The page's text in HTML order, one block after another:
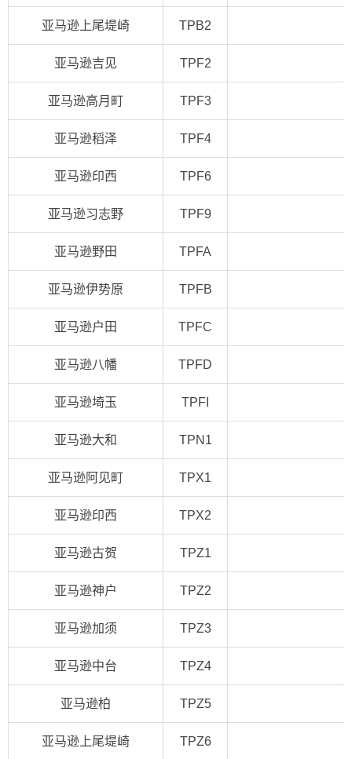
亚马逊上尾堤崎 TPB2
亚马逊吉见 TPF2
亚马逊高月町 TPF3
亚马逊稻泽 TPF4
亚马逊印西 TPF6
亚马逊习志野 TPF9
亚马逊野田 TPFA
亚马逊伊势原 TPFB
亚马逊户田 TPFC
亚马逊八幡 TPFD
亚马逊埼玉 TPFI
亚马逊大和 TPN1
亚马逊阿见町 TPX1
亚马逊印西 TPX2
亚马逊古贺 TPZ1
亚马逊神户 TPZ2
亚马逊加须 TPZ3
亚马逊中台 TPZ4
亚马逊柏 TPZ5
亚马逊上尾堤崎 TPZ6